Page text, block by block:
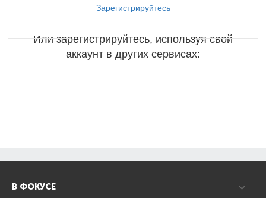
Зарегистрируйтесь
Или зарегистрируйтесь, используя свой
аккаунт в других сервисах:
В ФОКУСЕ